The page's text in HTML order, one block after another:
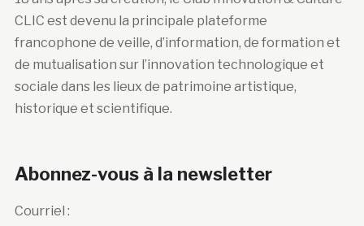
CLIC est devenu la principale plateforme
francophone de veille, d’information, de formation et
de mutualisation sur l’innovation technologique et
sociale dans les lieux de patrimoine artistique,
historique et scientifique.
Abonnez-vous à la newsletter
Courriel :